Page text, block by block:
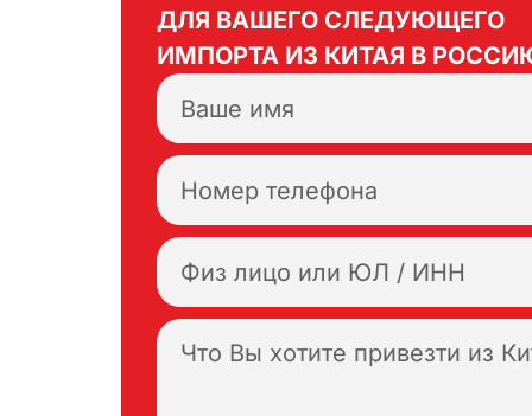
ДЛЯ ВАШЕГО СЛЕДУЮЩЕГО
ИМПОРТА ИЗ КИТАЯ В